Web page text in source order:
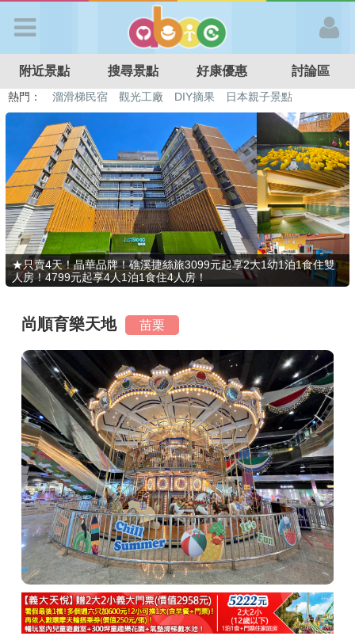
APP登入
首 頁
搜尋景點
好康優惠
最新消息
最新留言
商家合作
推薦景點
討論區
聯絡我們
APP下載
附近景點 搜尋景點 好康優惠 討論區
熱門： 特色遊戲場 親子住房優惠 台北親子餐廳
溫泉泡湯SPA
溜滑梯民宿
觀光工廠 DIY摘果 日本親子景點
★只賣4天！晶華品牌！礁溪捷絲旅3099元起享2大1幼1泊1食住雙
人房！4799元起享4人1泊1食住4人房！
尚順育樂天地 苗栗